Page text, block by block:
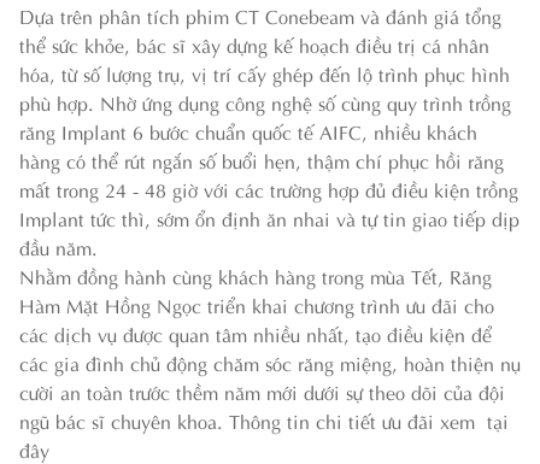
Dựa trên phân tích phim CT Conebeam và đánh giá tổng
thể sức khỏe, bác sĩ xây dựng kế hoạch điều trị cá nhân
hóa, từ số lượng trụ, vị trí cấy ghép đến lộ trình phục hình
phù hợp. Nhờ ứng dụng công nghệ số cùng quy trình trồng
răng Implant 6 bước chuẩn quốc tế AIFC, nhiều khách
hàng có thể rút ngắn số buổi hẹn, thậm chí phục hồi răng
mất trong 24 - 48 giờ với các trường hợp đủ điều kiện trồng
Implant tức thì, sớm ổn định ăn nhai và tự tin giao tiếp dịp
đầu năm.
Nhằm đồng hành cùng khách hàng trong mùa Tết, Răng
Hàm Mặt Hồng Ngọc triển khai chương trình ưu đãi cho
các dịch vụ được quan tâm nhiều nhất, tạo điều kiện để
các gia đình chủ động chăm sóc răng miệng, hoàn thiện nụ
cười an toàn trước thềm năm mới dưới sự theo dõi của đội
ngũ bác sĩ chuyên khoa. Thông tin chi tiết ưu đãi xem tại
đây